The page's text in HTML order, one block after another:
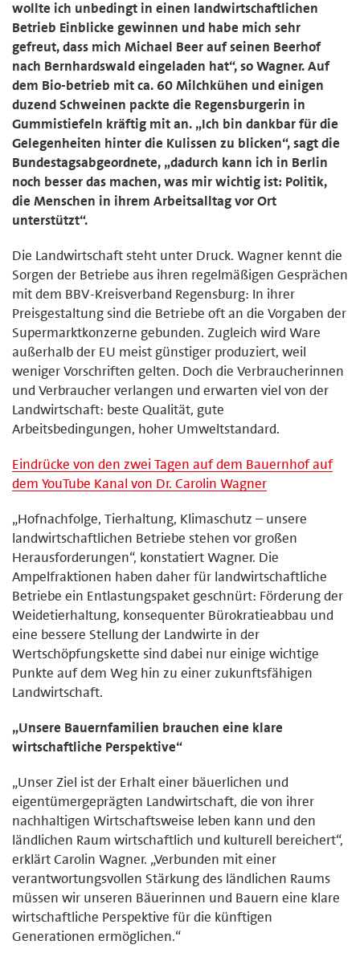
wollte ich unbedingt in einen landwirtschaftlichen
Betrieb Einblicke gewinnen und habe mich sehr
gefreut, dass mich Michael Beer auf seinen Beerhof
nach Bernhardswald eingeladen hat“, so Wagner. Auf
dem Bio-betrieb mit ca. 60 Milchkühen und einigen
duzend Schweinen packte die Regensburgerin in
Gummistiefeln kräftig mit an. „Ich bin dankbar für die
Gelegenheiten hinter die Kulissen zu blicken“, sagt die
Bundestagsabgeordnete, „dadurch kann ich in Berlin
noch besser das machen, was mir wichtig ist: Politik,
die Menschen in ihrem Arbeitsalltag vor Ort
unterstützt“.
Die Landwirtschaft steht unter Druck. Wagner kennt die
Sorgen der Betriebe aus ihren regelmäßigen Gesprächen
mit dem BBV-Kreisverband Regensburg: In ihrer
Preisgestaltung sind die Betriebe oft an die Vorgaben der
Supermarktkonzerne gebunden. Zugleich wird Ware
außerhalb der EU meist günstiger produziert, weil
weniger Vorschriften gelten. Doch die Verbraucherinnen
und Verbraucher verlangen und erwarten viel von der
Landwirtschaft: beste Qualität, gute
Arbeitsbedingungen, hoher Umweltstandard.
Eindrücke von den zwei Tagen auf dem Bauernhof auf
dem YouTube Kanal von Dr. Carolin Wagner
„Hofnachfolge, Tierhaltung, Klimaschutz – unsere
landwirtschaftlichen Betriebe stehen vor großen
Herausforderungen“, konstatiert Wagner. Die
Ampelfraktionen haben daher für landwirtschaftliche
Betriebe ein Entlastungspaket geschnürt: Förderung der
Weidetierhaltung, konsequenter Bürokratieabbau und
eine bessere Stellung der Landwirte in der
Wertschöpfungskette sind dabei nur einige wichtige
Punkte auf dem Weg hin zu einer zukunftsfähigen
Landwirtschaft.
„Unsere Bauernfamilien brauchen eine klare
wirtschaftliche Perspektive“
„Unser Ziel ist der Erhalt einer bäuerlichen und
eigentümergeprägten Landwirtschaft, die von ihrer
nachhaltigen Wirtschaftsweise leben kann und den
ländlichen Raum wirtschaftlich und kulturell bereichert“,
erklärt Carolin Wagner. „Verbunden mit einer
verantwortungsvollen Stärkung des ländlichen Raums
müssen wir unseren Bäuerinnen und Bauern eine klare
wirtschaftliche Perspektive für die künftigen
Generationen ermöglichen.“